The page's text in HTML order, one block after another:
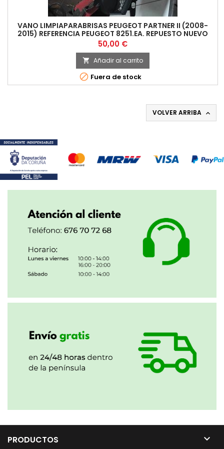
VANO LIMPIAPARABRISAS PEUGEOT PARTNER II (2008-
2015) REFERENCIA PEUGEOT 8251.EA. REPUESTO NUEVO
ORIGINAL PROCEDENTE DE LIQUIDACI
Precio
50,00 €
 Añadir al carrito
 Fuera de stock
VOLVER ARRIBA 
PRODUCTOS 